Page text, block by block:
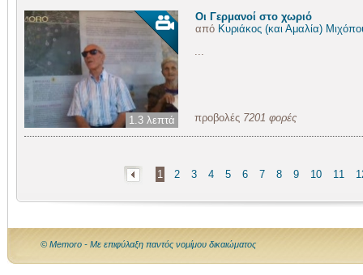
1.3 λεπτά
Οι Γερμανοί στο χωριό
από Κυριάκος (και Αμαλία)
...
προβολές 7201 φορές
1 2 3 4 5 6 7 8 9 10 11
© Memoro - Με επιφύλαξη παντός νομίμου δικαιώματος